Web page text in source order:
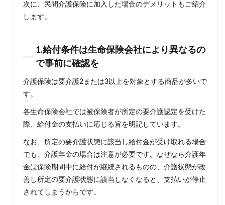
次に、民間介護保険に加入した場合のデメリットもご紹介
します。
1.給付条件は生命保険会社により異なるの
で事前に確認を
介護保険は要介護2または3以上を対象とする商品が多いで
す。
各生命保険会社では被保険者が所定の要介護認定を受けた
際、給付金の支払いに応じる旨を明記しています。
なお、所定の要介護状態に該当し給付金が受け取れる場合
でも、介護年金の場合は注意が必要です。なぜなら介護年
金は保険期間中に給付が継続されるものの、介護状態が改
善し所定の要介護状態に該当しなくなると、支払いが停止
されてしまうからです。